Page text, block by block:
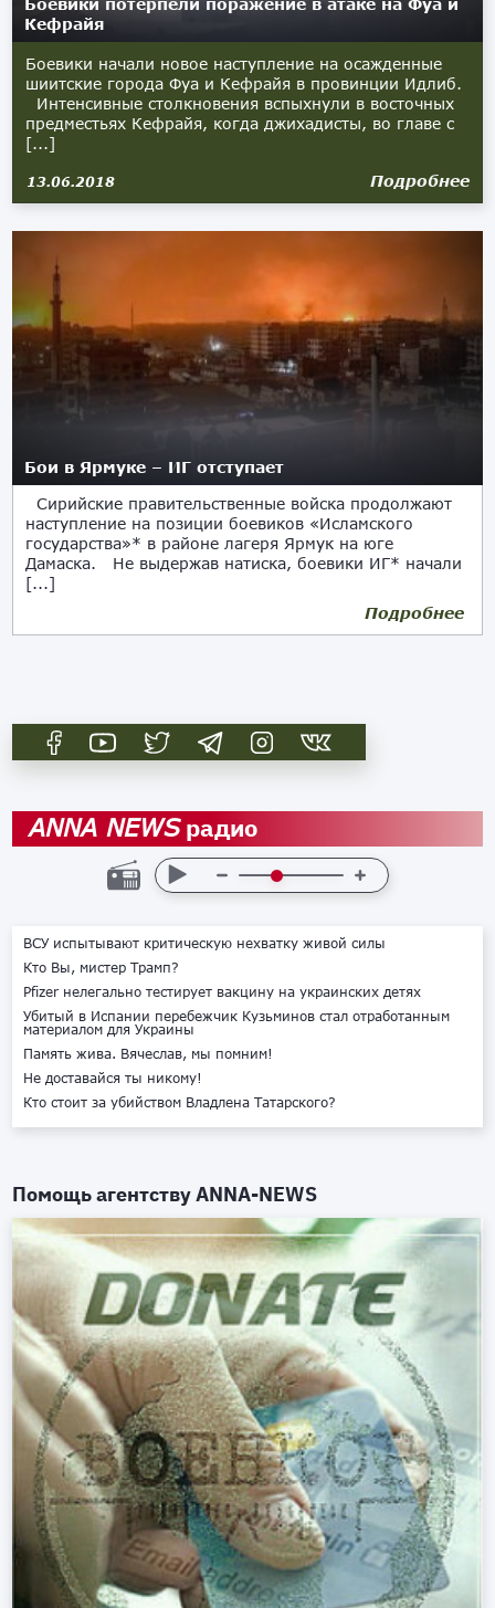
Боевики потерпели поражение в атаке на Фуа и
Кефрайя
Боевики начали новое наступление на осажденные
шиитские города Фуа и Кефрайя в провинции Идлиб.
Интенсивные столкновения вспыхнули в восточных
предместьях Кефрайя, когда джихадисты, во главе с
[...]
13.06.2018 Подробнее
Бои в Ярмуке – ИГ отступает
Сирийские правительственные войска продолжают
наступление на позиции боевиков «Исламского
государства»* в районе лагеря Ярмук на юге
Дамаска. Не выдержав натиска, боевики ИГ* начали
[...]
Подробнее
ANNA NEWSрадио
ВСУ испытывают критическую нехватку живой силы
Кто Вы, мистер Трамп?
Pfizer нелегально тестирует вакцину на украинских детях
Убитый в Испании перебежчик Кузьминов стал отработанным
материалом для Украины
Память жива. Вячеслав, мы помним!
Не доставайся ты никому!
Кто стоит за убийством Владлена Татарского?
Помощь агентствуANNA-NEWS